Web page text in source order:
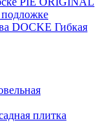
подложке
DOCKE Гибкая
плитка